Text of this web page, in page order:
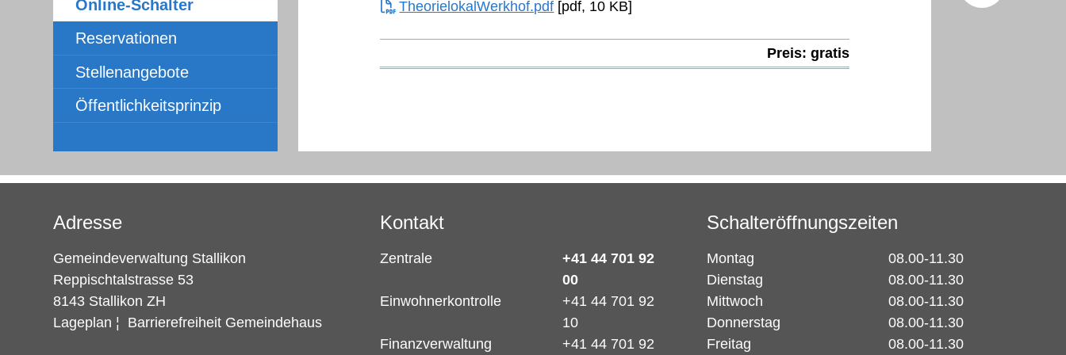
Online-Schalter
Reservationen
Stellenangebote
Öffentlichkeitsprinzip
TheorielokalWerkhof.pdf [pdf, 10 KB]
Preis: gratis
Adresse
Gemeindeverwaltung Stallikon
Reppischtalstrasse 53
8143 Stallikon ZH
Lageplan ¦ Barrierefreiheit Gemeindehaus
Kontakt
Zentrale
+41 44 701 92
00
Einwohnerkontrolle
+41 44 701 92
10
Finanzverwaltung
+41 44 701 92
Schalteröffnungszeiten
Montag
08.00-11.30
Dienstag
08.00-11.30
Mittwoch
08.00-11.30
Donnerstag
08.00-11.30
Freitag
08.00-11.30